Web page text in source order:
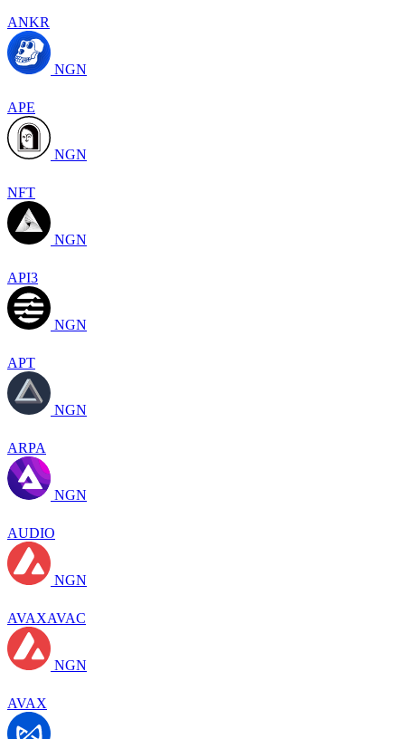
ANKR
NGN
APE
NGN
NFT
NGN
API3
NGN
APT
NGN
ARPA
NGN
AUDIO
NGN
AVAXAVAC
NGN
AVAX